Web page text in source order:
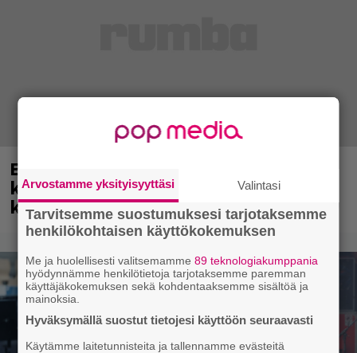
Eppu Normaali soitti viimeisen
keikkansa – nämä kappaleet sillä
kuultiin
Arvostamme yksityisyyttäsi Valintasi
Tarvitsemme suostumuksesi tarjotaksemme
henkilökohtaisen käyttökokemuksen
Me ja huolellisesti valitsemamme89 teknologiakumppania
hyödynnämme henkilötietoja tarjotaksemme paremman
käyttäjäkokemuksen sekä kohdentaaksemme sisältöä ja
mainoksia.
Hyväksymällä suostut tietojesi käyttöön seuraavasti
Käytämme laitetunnisteita ja tallennamme evästeitä